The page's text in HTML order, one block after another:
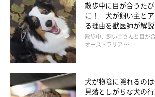
散歩中に目が合うた
に！ 犬が飼い主とア
る理由を獣医師が解説
散歩中、飼い主さんと目が
オーストラリア …
犬が物陰に隠れるの
見落としがちな犬の